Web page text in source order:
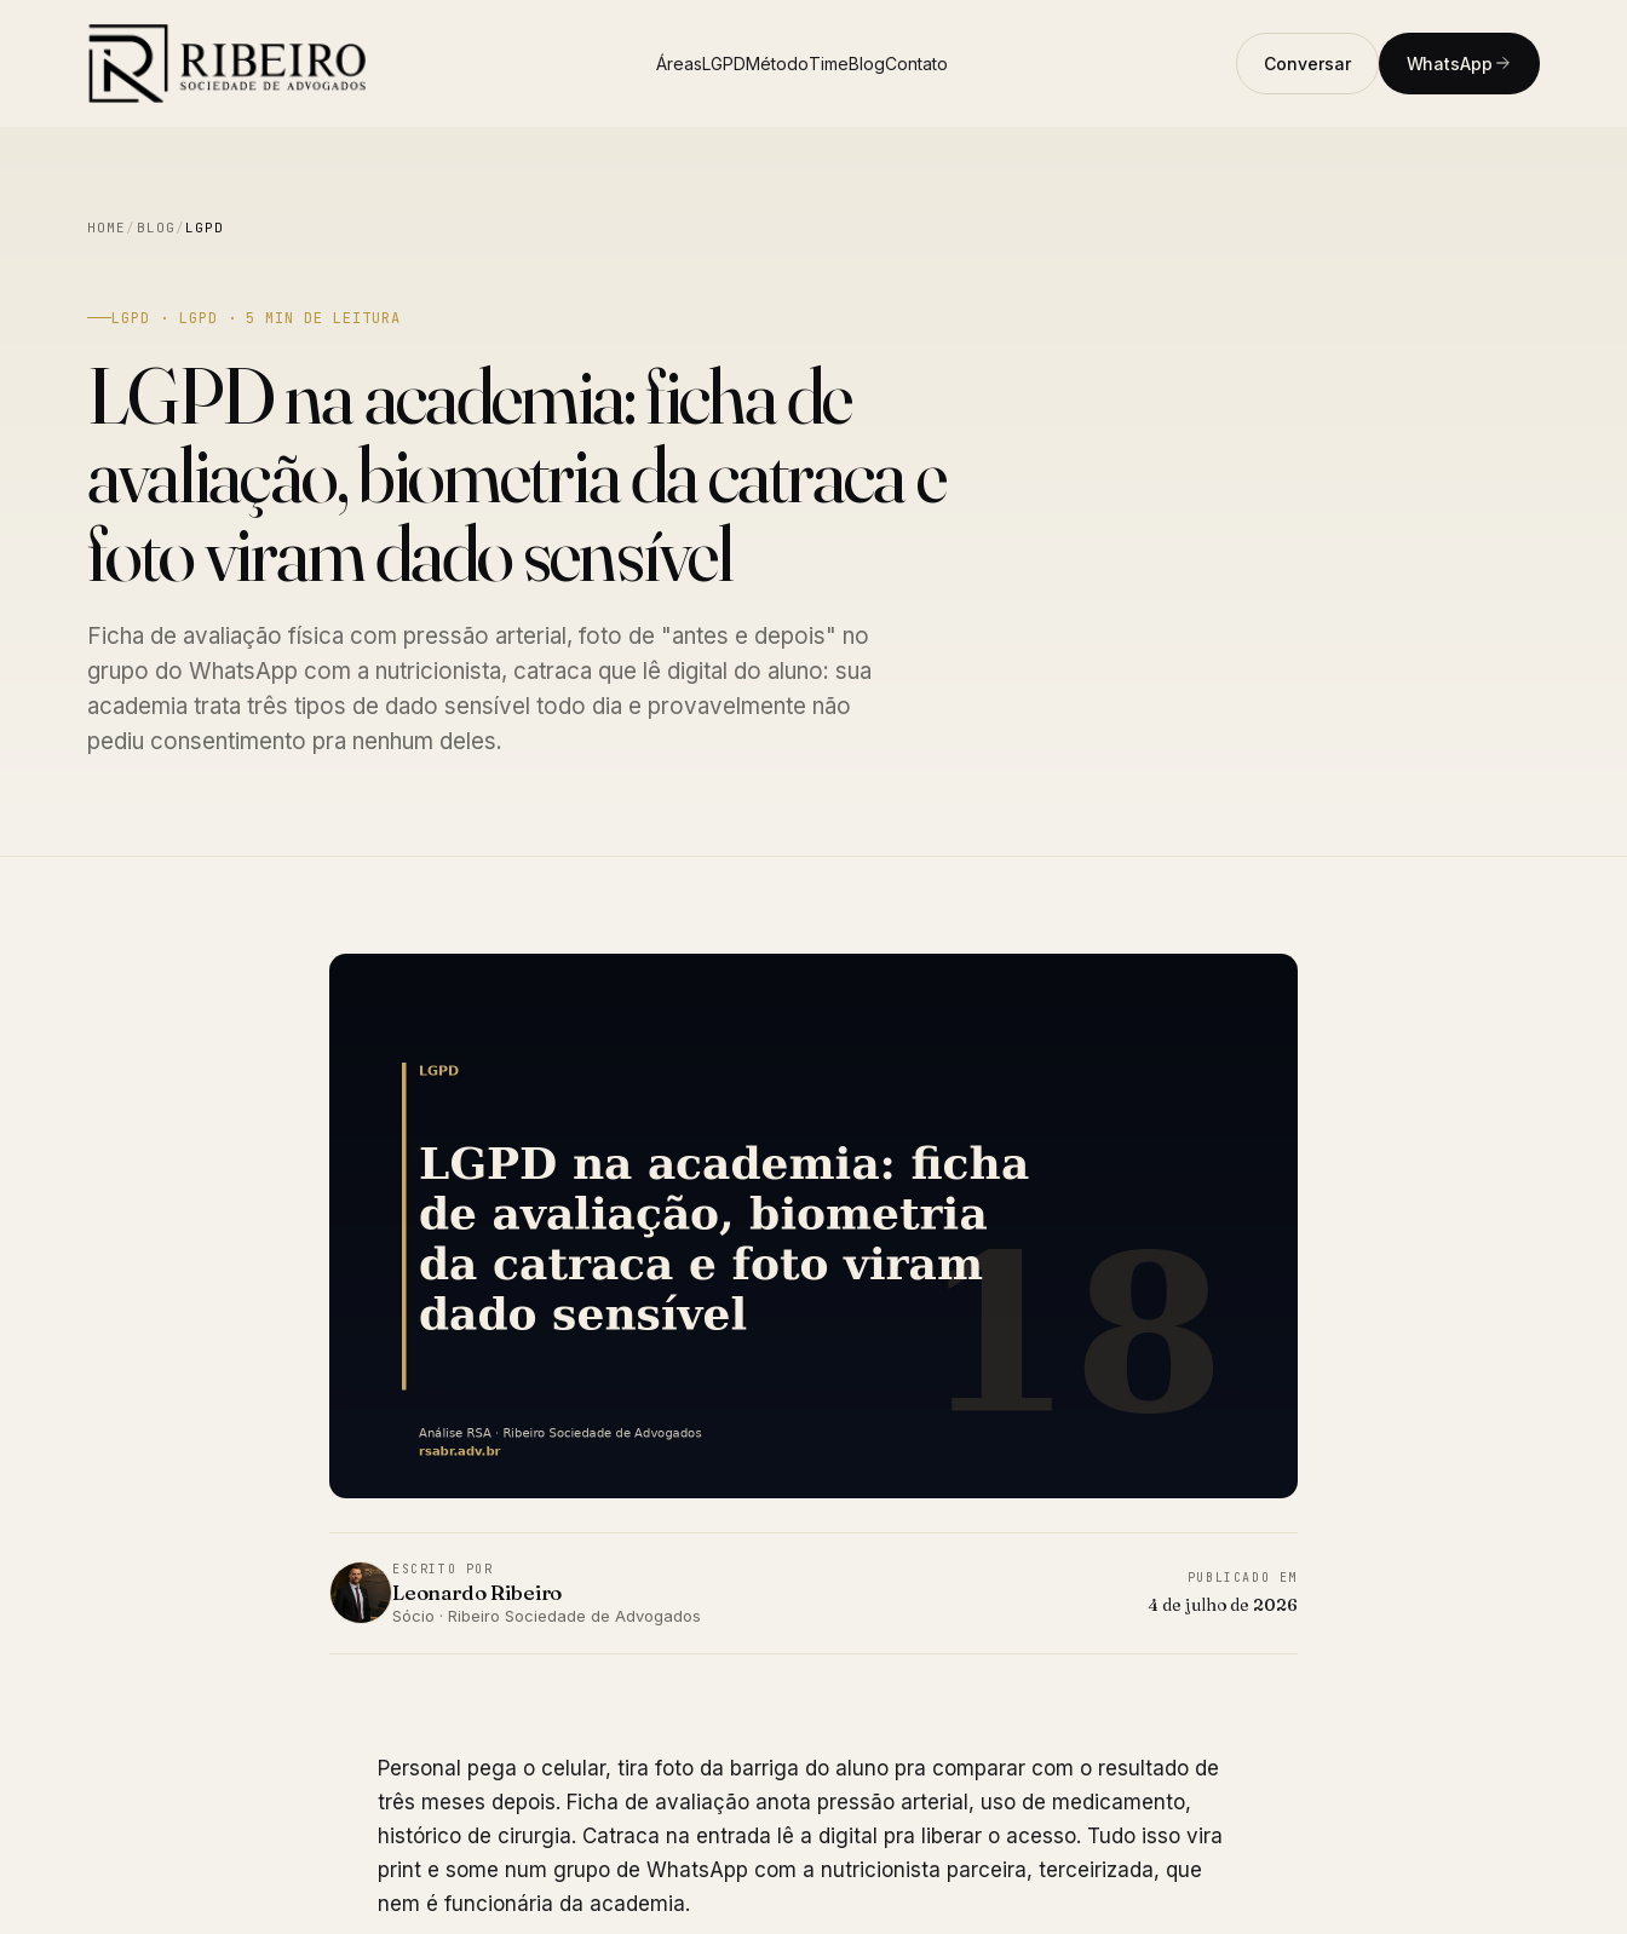
ÁreasLGPDMétodoTimeBlogContato Conversar WhatsApp
HOME / BLOG / LGPD
LGPD · LGPD · 5 MIN DE LEITURA
LGPD na academia: ficha de
avaliação, biometria da catraca e
foto viram dado sensível
Ficha de avaliação física com pressão arterial, foto de "antes e depois" no
grupo do WhatsApp com a nutricionista, catraca que lê digital do aluno: sua
academia trata três tipos de dado sensível todo dia e provavelmente não
pediu consentimento pra nenhum deles.
ESCRITO POR
Leonardo Ribeiro
Sócio · Ribeiro Sociedade de Advogados
PUBLICADO EM
4 de julho de 2026
Personal pega o celular, tira foto da barriga do aluno pra comparar com o resultado de
três meses depois. Ficha de avaliação anota pressão arterial, uso de medicamento,
histórico de cirurgia. Catraca na entrada lê a digital pra liberar o acesso. Tudo isso vira
print e some num grupo de WhatsApp com a nutricionista parceira, terceirizada, que
nem é funcionária da academia.